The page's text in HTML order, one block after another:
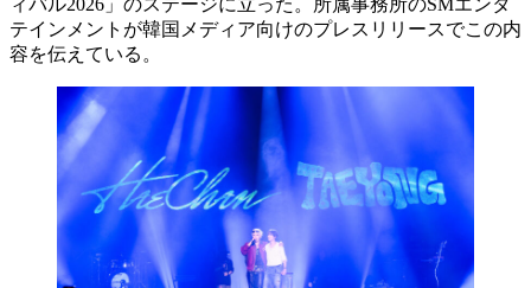
ィバル2026」のステージに立った。所属事務所のSMエンタ
テインメントが韓国メディア向けのプレスリリースでこの内
容を伝えている。